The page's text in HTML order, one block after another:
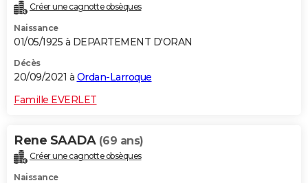
Créer une cagnotte obsèques
Naissance
01/05/1925 à DEPARTEMENT D'ORAN
Décès
20/09/2021 à Ordan-Larroque
Famille EVERLET
Rene SAADA (69 ans)
Créer une cagnotte obsèques
Naissance